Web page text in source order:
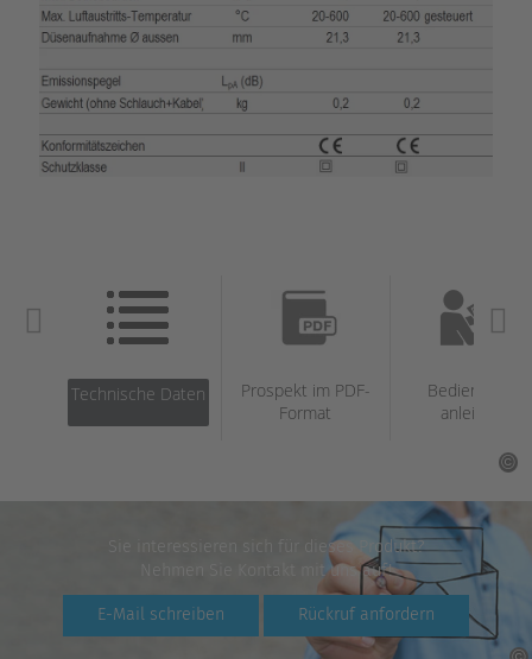
Technische Daten
Prospekt im PDF-
Format
Bedienungs­
anleitung
Sie interessieren sich für dieses Produkt?
Nehmen Sie Kontakt mit uns auf!
E-Mail schreiben Rückruf anfordern